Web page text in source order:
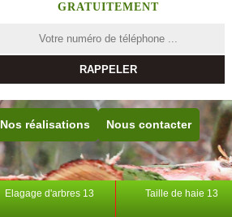
GRATUITEMENT
Nos réalisations Nous contacter
Elagage d'arbres 13 Taille de haie 13